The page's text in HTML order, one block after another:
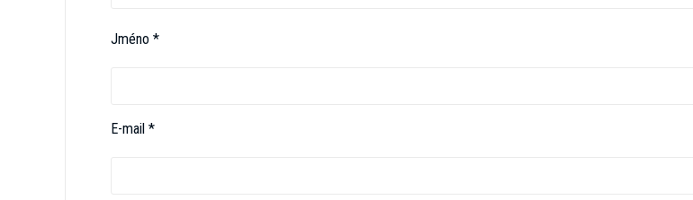
Jméno *
E-mail *